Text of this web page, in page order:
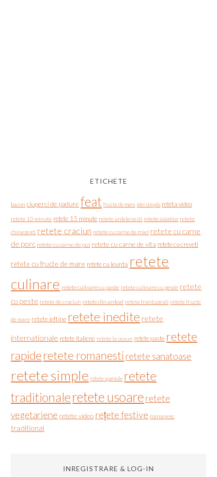
ETICHETE
bacon ciuperci de padure feat fructe de mare idei simple reteta video
retete 10 minute retete 15 minute retete ardelenesti retete asiatice retete
chinezesti retete craciun retete cu carne de miel retete cu carne
de porc retete cu carne de pui retete cu carne de vita retete cu creveti
retete cu fructe de mare retete cu leurda retete
culinare retete culinare cu paste retete culinare cu peste retete
cu peste retete de craciun retete din ardeal retete frantuzesti retete fructe
de mare retete ieftine retete inedite retete
internationale retete italiene retete la ceaun retete paste retete
rapideretete romanesti retete sanatoase
retete simple retete spaniole retete
traditionaleretete usoare retete
vegetariene retete video rețete festive romanesc
traditional
INREGISTRARE & LOG-IN